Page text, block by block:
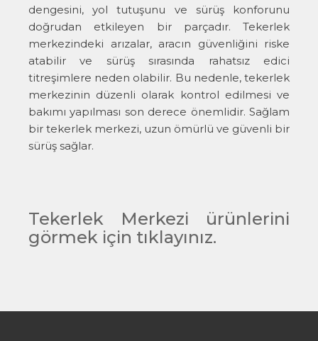
dengesini, yol tutuşunu ve sürüş konforunu
doğrudan etkileyen bir parçadır. Tekerlek
merkezindeki arızalar, aracın güvenliğini riske
atabilir ve sürüş sırasında rahatsız edici
titreşimlere neden olabilir. Bu nedenle, tekerlek
merkezinin düzenli olarak kontrol edilmesi ve
bakımı yapılması son derece önemlidir. Sağlam
bir tekerlek merkezi, uzun ömürlü ve güvenli bir
sürüş sağlar.
Tekerlek Merkezi ürünlerini
görmek için tıklayınız.